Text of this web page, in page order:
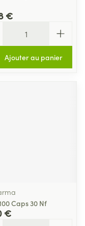
€
Ajouter au panier
Caps 30 Nf
€